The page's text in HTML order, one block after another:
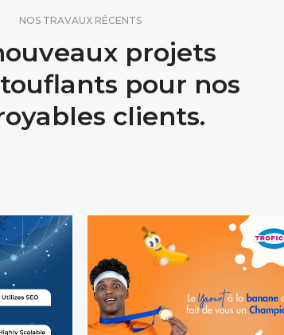
NOS TRAVAUX RÉCENTS
projets
pour nos
clients.